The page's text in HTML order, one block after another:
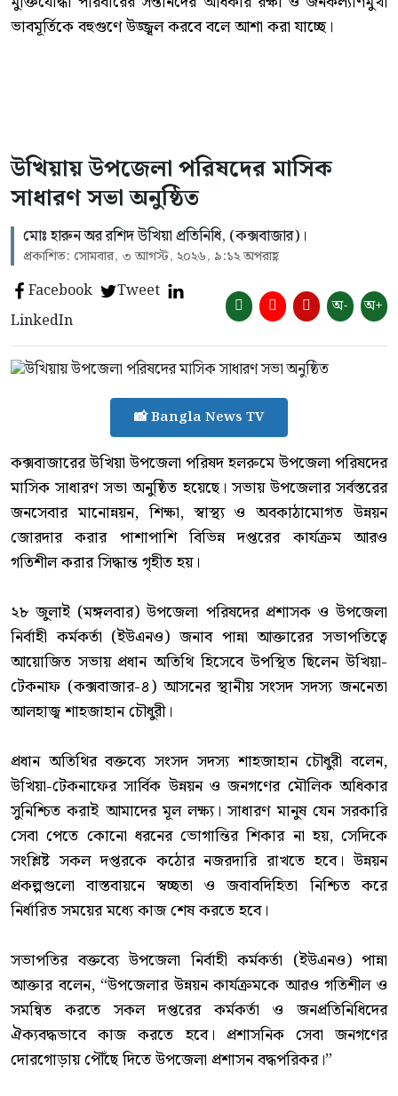
ভাবমূর্তিকে বহুগুণে উজ্জ্বল করবে বলে আশা করা যাচ্ছে।
উখিয়ায় উপজেলা পরিষদের মাসিক
সাধারণ সভা অনুষ্ঠিত
‎মোঃ হারুন অর রশিদ উখিয়া প্রতিনিধি, (কক্সবাজার)।
প্রকাশিত: সোমবার, ৩ আগস্ট, ২০২৬, ৯:১২ অপরাহ্ণ
Facebook
Tweet
LinkedIn
অ- অ+
📸 Bangla News TV
‎কক্সবাজারের উখিয়া উপজেলা পরিষদ হলরুমে উপজেলা পরিষদের
মাসিক সাধারণ সভা অনুষ্ঠিত হয়েছে। সভায় উপজেলার সর্বস্তরের
জনসেবার মানোন্নয়ন, শিক্ষা, স্বাস্থ্য ও অবকাঠামোগত উন্নয়ন
জোরদার করার পাশাপাশি বিভিন্ন দপ্তরের কার্যক্রম আরও
গতিশীল করার সিদ্ধান্ত গৃহীত হয়।
‎২৮ জুলাই (মঙ্গলবার) উপজেলা পরিষদের প্রশাসক ও উপজেলা
নির্বাহী কর্মকর্তা (ইউএনও) জনাব পান্না আক্তারের সভাপতিত্বে
আয়োজিত সভায় প্রধান অতিথি হিসেবে উপস্থিত ছিলেন উখিয়া-
টেকনাফ (কক্সবাজার-৪) আসনের স্থানীয় সংসদ সদস্য জননেতা
আলহাজ্ব শাহজাহান চৌধুরী।
‎প্রধান অতিথির বক্তব্যে সংসদ সদস্য শাহজাহান চৌধুরী বলেন,
উখিয়া-টেকনাফের সার্বিক উন্নয়ন ও জনগণের মৌলিক অধিকার
সুনিশ্চিত করাই আমাদের মূল লক্ষ্য। সাধারণ মানুষ যেন সরকারি
সেবা পেতে কোনো ধরনের ভোগান্তির শিকার না হয়, সেদিকে
সংশ্লিষ্ট সকল দপ্তরকে কঠোর নজরদারি রাখতে হবে। উন্নয়ন
প্রকল্পগুলো বাস্তবায়নে স্বচ্ছতা ও জবাবদিহিতা নিশ্চিত করে
নির্ধারিত সময়ের মধ্যে কাজ শেষ করতে হবে।
‎সভাপতির বক্তব্যে উপজেলা নির্বাহী কর্মকর্তা (ইউএনও) পান্না
আক্তার বলেন, “উপজেলার উন্নয়ন কার্যক্রমকে আরও গতিশীল ও
সমন্বিত করতে সকল দপ্তরের কর্মকর্তা ও জনপ্রতিনিধিদের
ঐক্যবদ্ধভাবে কাজ করতে হবে। প্রশাসনিক সেবা জনগণের
দোরগোড়ায় পৌঁছে দিতে উপজেলা প্রশাসন বদ্ধপরিকর।”